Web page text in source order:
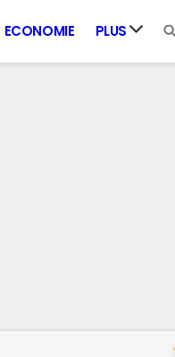
ECONOMIE PLUS